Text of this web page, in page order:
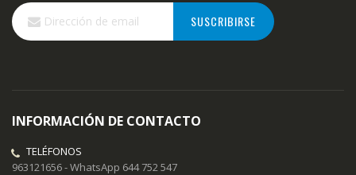
Inscríbase
a
nuestro
SUSCRIBIRSE
INFORMACIÓN DE CONTACTO
TELÉFONOS
963121656 - WhatsApp 644 752 547